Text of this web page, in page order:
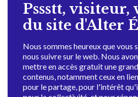
Pssstt, visiteur,
du site d'Alter
Nous sommes heureux que vous
nous suivre sur le web. Nous
mettre en accès gratuit une
contenus, notamment ceux en
pour le partage, pour l'intérêt